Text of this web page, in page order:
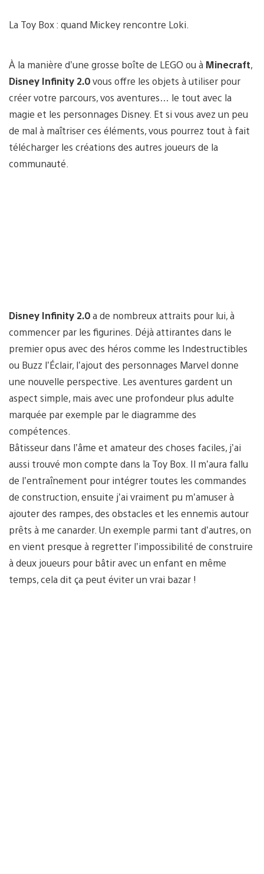
La Toy Box : quand Mickey rencontre Loki.
À la manière d’une grosse boîte de LEGO ou à Minecraft,
Disney Infinity 2.0vous offre les objets à utiliser pour
créer votre parcours, vos aventures… le tout avec la
magie et les personnages Disney. Et si vous avez un peu
de mal à maîtriser ces éléments, vous pourrez tout à fait
télécharger les créations des autres joueurs de la
communauté.
Disney Infinity 2.0a de nombreux attraits pour lui, à
commencer par les figurines. Déjà attirantes dans le
premier opus avec des héros comme les Indestructibles
ou Buzz l’Éclair, l’ajout des personnages Marvel donne
une nouvelle perspective. Les aventures gardent un
aspect simple, mais avec une profondeur plus adulte
marquée par exemple par le diagramme des
compétences.
Bâtisseur dans l’âme et amateur des choses faciles, j’ai
aussi trouvé mon compte dans la Toy Box. Il m’aura fallu
de l’entraînement pour intégrer toutes les commandes
de construction, ensuite j’ai vraiment pu m’amuser à
ajouter des rampes, des obstacles et les ennemis autour
prêts à me canarder. Un exemple parmi tant d’autres, on
en vient presque à regretter l’impossibilité de construire
à deux joueurs pour bâtir avec un enfant en même
temps, cela dit ça peut éviter un vrai bazar !